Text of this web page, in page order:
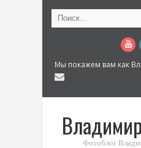
Мы покажем вам как
Фотоблог